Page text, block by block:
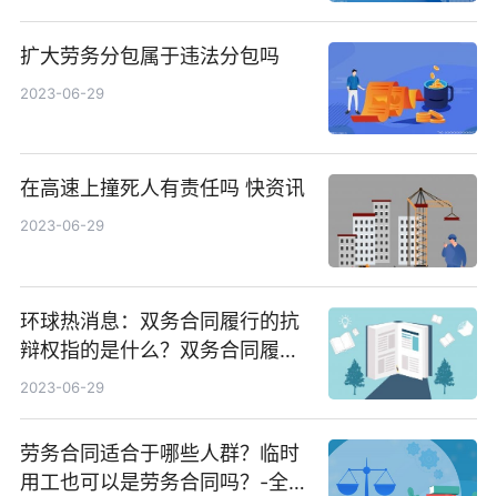
扩大劳务分包属于违法分包吗
2023-06-29
在高速上撞死人有责任吗 快资讯
2023-06-29
环球热消息：双务合同履行的抗
辩权指的是什么？双务合同履行
抗辩权的内容
2023-06-29
劳务合同适合于哪些人群？临时
用工也可以是劳务合同吗？-全球